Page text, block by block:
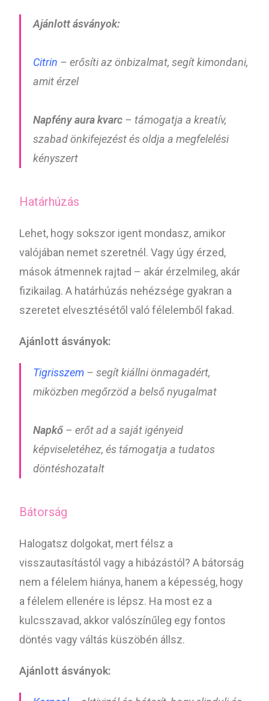
Ajánlott ásványok:
Citrin – erősíti az önbizalmat, segít kimondani,
amit érzel
Napfény aura kvarc – támogatja a kreatív,
szabad önkifejezést és oldja a megfelelési
kényszert
Határhúzás
Lehet, hogy sokszor igent mondasz, amikor
valójában nemet szeretnél. Vagy úgy érzed,
mások átmennek rajtad – akár érzelmileg, akár
fizikailag. A határhúzás nehézsége gyakran a
szeretet elvesztésétől való félelemből fakad.
Ajánlott ásványok:
Tigrisszem – segít kiállni önmagadért,
miközben megőrzöd a belső nyugalmat
Napkő– erőt ad a saját igényeid
képviseletéhez, és támogatja a tudatos
döntéshozatalt
Bátorság
Halogatsz dolgokat, mert félsz a
visszautasítástól vagy a hibázástól? A bátorság
nem a félelem hiánya, hanem a képesség, hogy
a félelem ellenére is lépsz. Ha most ez a
kulcsszavad, akkor valószínűleg egy fontos
döntés vagy váltás küszöbén állsz.
Ajánlott ásványok: